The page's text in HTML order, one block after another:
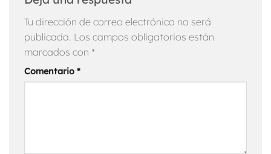
Tu dirección de correo electrónico no será
publicada. Los campos obligatorios están
marcados con *
Comentario *